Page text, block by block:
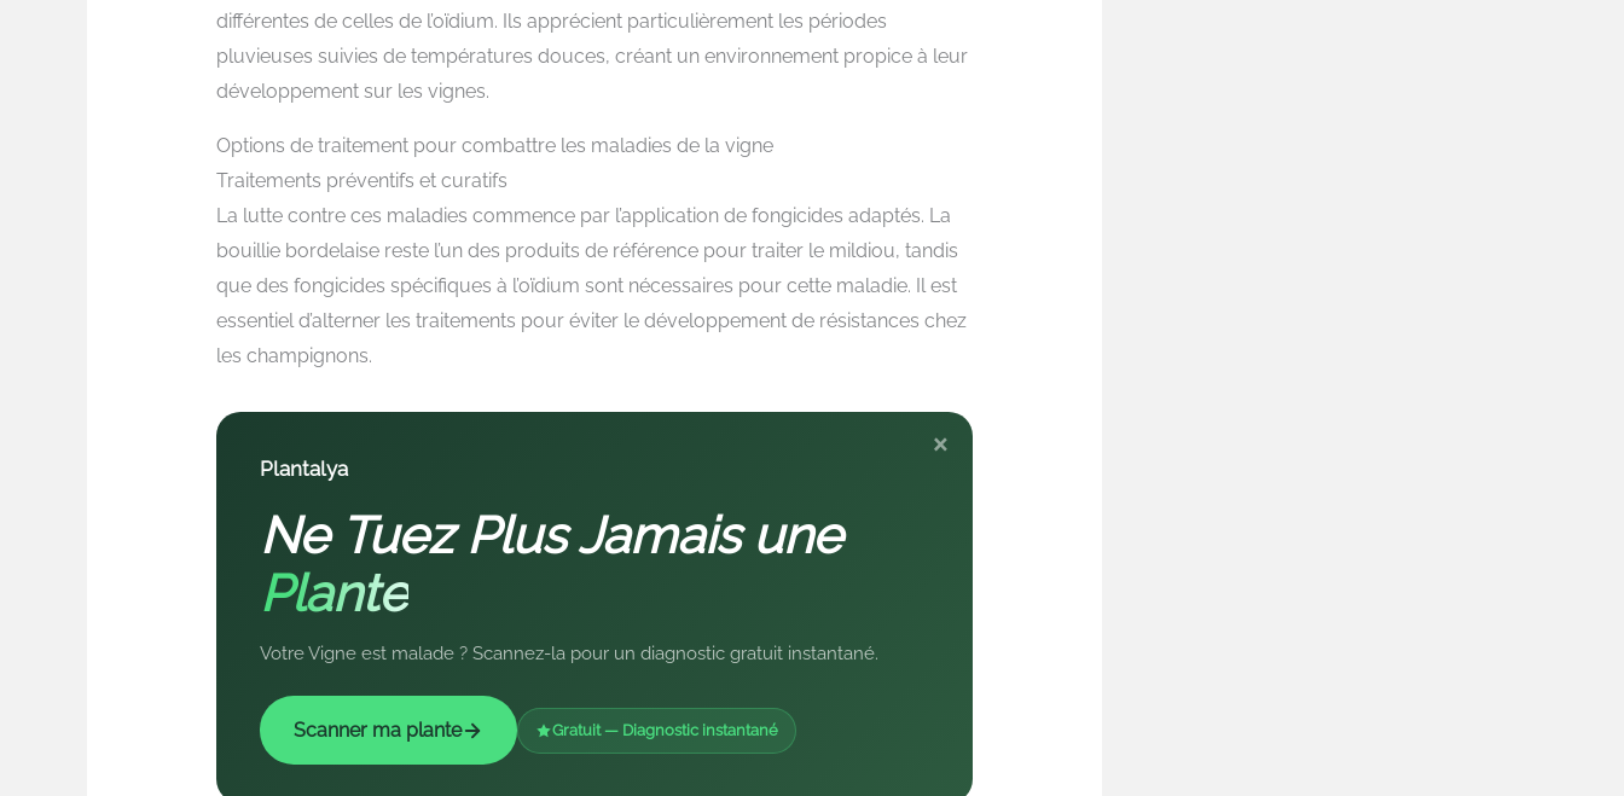
différentes de celles de l’oïdium. Ils apprécient particulièrement les périodes
pluvieuses suivies de températures douces, créant un environnement propice à leur
développement sur les vignes.
Options de traitement pour combattre les maladies de la vigne
Traitements préventifs et curatifs
La lutte contre ces maladies commence par l’application de fongicides adaptés. La
bouillie bordelaise reste l’un des produits de référence pour traiter le mildiou, tandis
que des fongicides spécifiques à l’oïdium sont nécessaires pour cette maladie. Il est
essentiel d’alterner les traitements pour éviter le développement de résistances chez
les champignons.
×
Plantalya
Ne Tuez Plus Jamais une
Plante
Votre Vigne est malade ? Scannez-la pour un diagnostic gratuit instantané.
Scanner ma plante Gratuit — Diagnostic instantané